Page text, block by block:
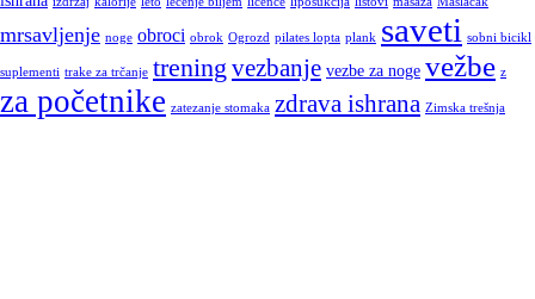
mrsavljenje noge obroci obrok Ogrozd pilates lopta plank saveti sobni bicikl
suplementi trake za trčanje trening vezbanje vezbe za noge vežbe z
za početnike zatezanje stomaka zdrava ishrana Zimska trešnja